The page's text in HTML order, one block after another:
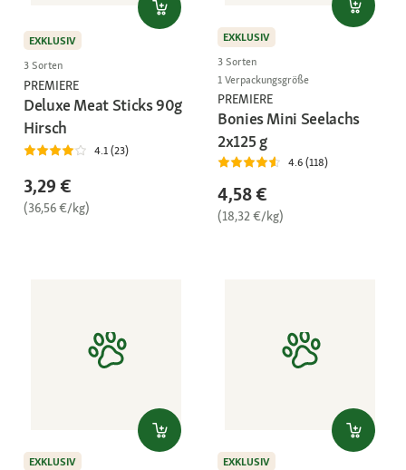
EXKLUSIV
3 Sorten
PREMIERE
Deluxe Meat Sticks 90g
Hirsch
4.1 (23)
3,29 €
(36,56 €/kg)
EXKLUSIV
3 Sorten
1 Verpackungsgröße
PREMIERE
Bonies Mini Seelachs
2x125 g
4.6 (118)
4,58 €
(18,32 €/kg)
EXKLUSIV
EXKLUSIV